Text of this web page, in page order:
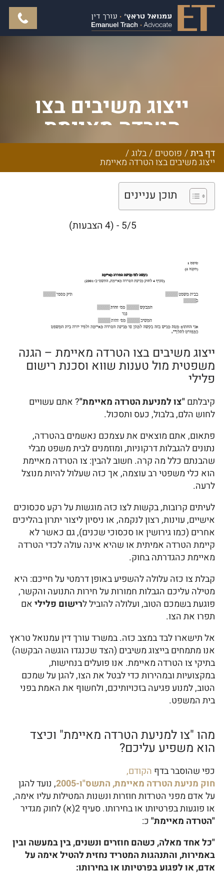
ייצוג משיבים בצו
הטרדה מאיימת
דף בית/ פוסטים /בלוג/
ייצוג משיבים בצו הטרדה מאיימת
תוכן עניינים
5/5 - (4 הצבעות)
ייצוג משיבים בצו הטרדה מאיימת – הגנה
משפטית מול טענות שווא וסכנת רישום
פלילי
קיבלתם"צו למניעת הטרדה מאיימת"? אתם עשויים
לחוש הלם, בלבול, כעס ותסכול.
פתאום, אתם מוצאים את עצמכם נאשמים בהטרדה,
נתונים להגבלות דרקוניות, ומוזמנים לבית משפט מבלי
שהבנתם כלל מה קרה. חשוב להבין: צו הטרדה מאיימת
הוא כלי משפטי רב עוצמה, אך כזה שעלול להיות מנוצל
לרעה.
לעיתים קרובות, בקשות לצו כזה מוגשות על רקע סכסוכים
אישיים, עוינות, רצון לנקמה, או ניסיון ליצור יתרון בהליכים
אחרים (כמו גירושין או סכסוכי שכנים), גם כאשר לא
קיימת הטרדה אמיתית או שהיא אינה עולה לכדי הטרדה
מאיימת כהגדרתה בחוק.
קבלת צו כזה עלולה להשפיע באופן דרמטי על חייכם: היא
מטילה עליכם הגבלות חמורות על חירות התנועה והקשר,
פוגעת בשמכם הטוב, ועלולה להוביל לרישום פליליאם
תפרו את הצו.
אל תישארו לבד במצב כזה. במשרד עורך דין עמנואל טראץ
אנו מתמחים בייצוג משיבים (הצד שכנגדו הוגשה הבקשה)
בתיקי צו הטרדה מאיימת. אנו פועלים בנחישות,
במקצועיות ובמהירות כדי לבטל את הצו, להגן על שמכם
הטוב, למנוע פגיעה בזכויותיכם, ולחשוף את האמת בפני
בית המשפט.
מהו "צו למניעת הטרדה מאיימת" וכיצד
הוא משפיע עליכם?
כפי שהוסבר בדף הקודם,
חוק מניעת הטרדה מאיימת, התשס"ו-2005
, נועד להגן
על אדם מפני הטרדות חוזרות ונשנות המטילות עליו אימה,
או פוגעות בפרטיותו או בחירותו. סעיף 2(א) לחוק מגדיר
"הטרדה מאיימת"כ:
"כל אחד מאלה, כשהם חוזרים ונשנים, בין במעשה ובין
באמירות, והתנהגות המטריד נחזית להטיל אימה על
אדם, או לפגוע בפרטיותו או בחירותו: